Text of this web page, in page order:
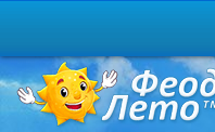
основному
содержанию